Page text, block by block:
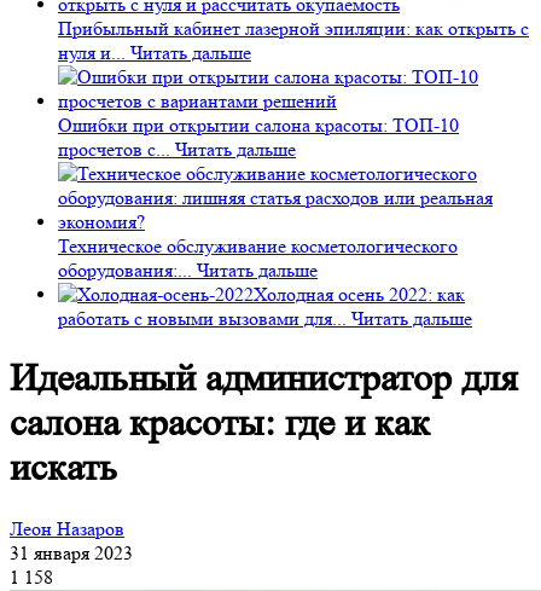
Прибыльный кабинет лазерной эпиляции: как открыть с
нуля и... Читать дальше
Ошибки при открытии салона красоты: ТОП-10
просчетов с... Читать дальше
Техническое обслуживание косметологического
оборудования:... Читать дальше
Холодная осень 2022: как
работать с новыми вызовами для... Читать дальше
Идеальный администратор для
салона красоты: где и как
искать
Леон Назаров
31 января 2023
1 158